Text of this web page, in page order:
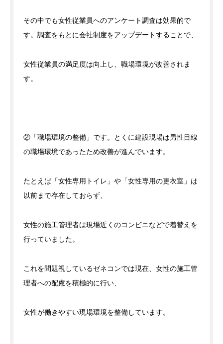
その中でも女性従業員へのアンケート調査は効果的で
す。調査をもとに会社制度をアップデートすることで、
女性従業員の満足度は向上し、職場環境が改善されま
す。
②「職場環境の整備」です。とくに建設現場は男性目線
の職場環境であったため改善が進んでいます。
たとえば「女性専用トイレ」や「女性専用の更衣室」は
以前まで存在しておらず、
女性の施工管理者は現場近くのコンビニなどで着替えを
行っていました。
これを問題視しているゼネコンでは現在、女性の施工管
理者への配慮を積極的に行い、
女性が働きやすい現場環境を整備しています。